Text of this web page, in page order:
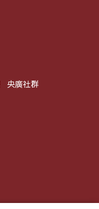
央廣社群